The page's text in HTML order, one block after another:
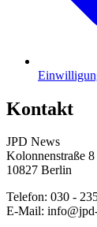
Kontakt
JPD News
Kolonnenstraße 8
10827 Berlin
Telefon: 030 -
E-Mail: